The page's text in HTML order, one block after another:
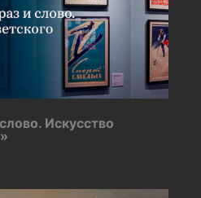
Искусство